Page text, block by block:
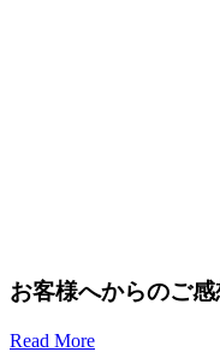
お客様へからのご
Read More